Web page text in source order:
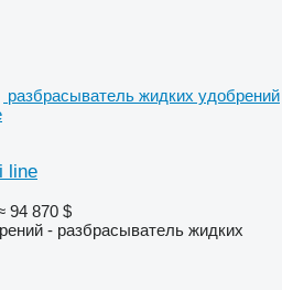
разбрасыватель жидких удобрений
line
94 870 $
- разбрасыватель жидких